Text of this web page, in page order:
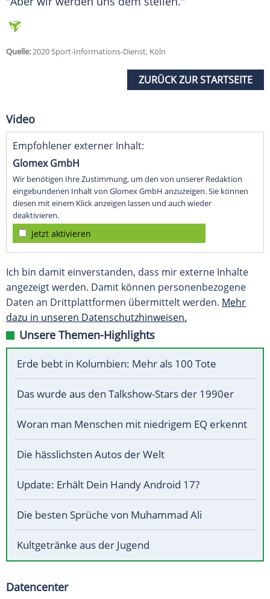
Quelle:2020 Sport-Informations-Dienst, Köln
ZURÜCK ZUR STARTSEITE
Video
Empfohlener externer Inhalt:
Glomex GmbH
Wir benötigen Ihre Zustimmung, um den von unserer Redaktion
eingebundenen Inhalt von Glomex GmbH anzuzeigen. Sie können
diesen mit einem Klick anzeigen lassen und auch wieder
deaktivieren.
jetzt aktivieren
Ich bin damit einverstanden, dass mir externe Inhalte
angezeigt werden. Damit können personenbezogene
Daten an Drittplattformen übermittelt werden. Mehr
dazu in unseren Datenschutzhinweisen.
Unsere Themen-Highlights
Erde bebt in Kolumbien: Mehr als 100 Tote
Das wurde aus den Talkshow-Stars der 1990er
Woran man Menschen mit niedrigem EQ erkennt
Die hässlichsten Autos der Welt
Update: Erhält Dein Handy Android 17?
Die besten Sprüche von Muhammad Ali
Kultgetränke aus der Jugend
Datencenter